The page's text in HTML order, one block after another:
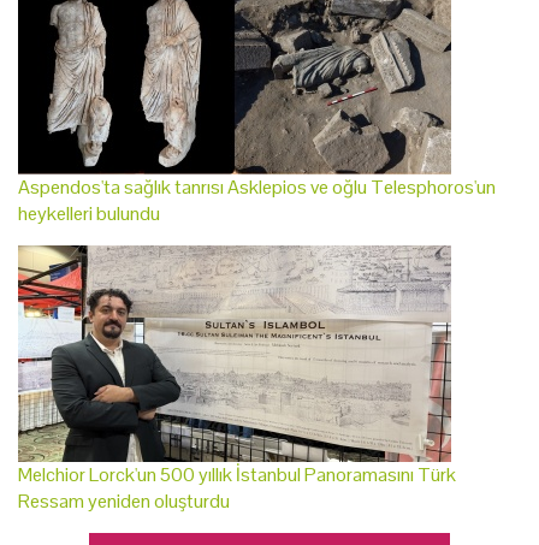
Aspendos'ta sağlık tanrısı Asklepios ve oğlu Telesphoros'un
heykelleri bulundu
Melchior Lorck'un 500 yıllık İstanbul Panoramasını Türk
Ressam yeniden oluşturdu